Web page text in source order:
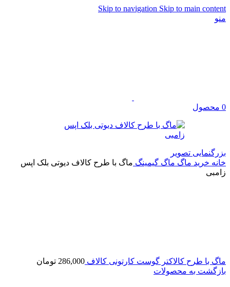
Skip to navigation Skip to main content
منو
0 محصول
بزرگنمایی تصویر
خانه خرید ماگ ماگ گیمینگ ماگ با طرح کالاف دیوتی بلک اپس
زامبی
ماگ با طرح کالاکتر گوست کارتونی کالاف 286,000 تومان
بازگشت به محصولات